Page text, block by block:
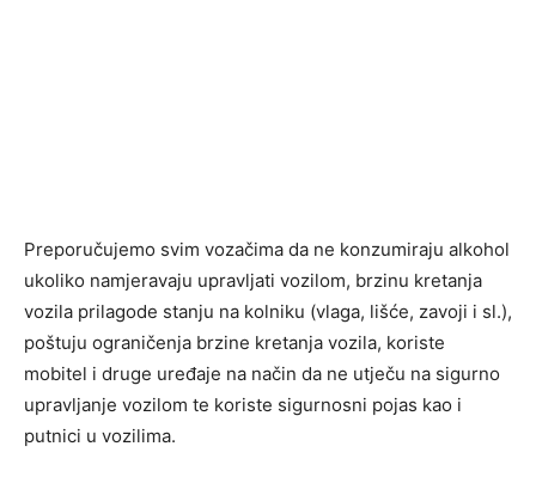
Preporučujemo svim vozačima da ne konzumiraju alkohol
ukoliko namjeravaju upravljati vozilom, brzinu kretanja
vozila prilagode stanju na kolniku (vlaga, lišće, zavoji i sl.),
poštuju ograničenja brzine kretanja vozila, koriste
mobitel i druge uređaje na način da ne utječu na sigurno
upravljanje vozilom te koriste sigurnosni pojas kao i
putnici u vozilima.